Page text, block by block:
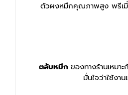
ตัวผงหมึกคุณภาพสูง พรีเมี่
ตลับหมึก ของทางร้านเหม
มั่นใจว่าใช้งา